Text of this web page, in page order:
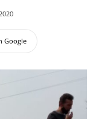
Google